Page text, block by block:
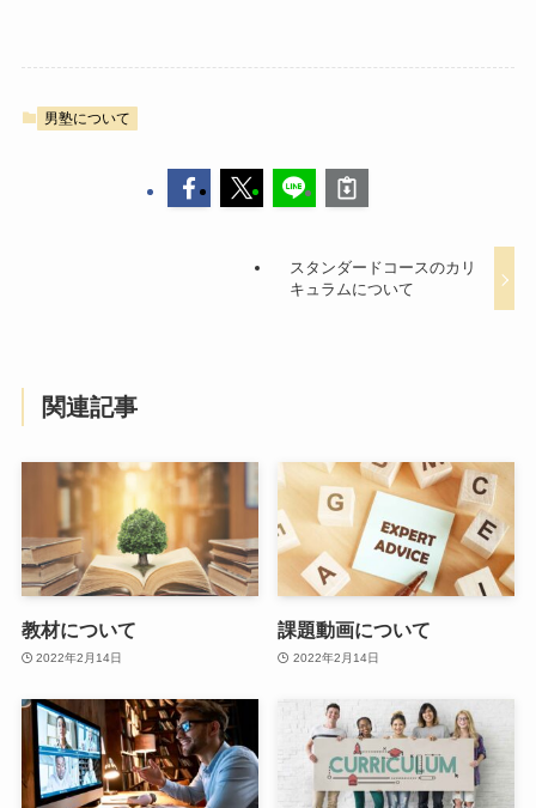
男塾について
スタンダードコースのカリ
キュラムについて
関連記事
教材について
2022年2月14日
課題動画について
2022年2月14日